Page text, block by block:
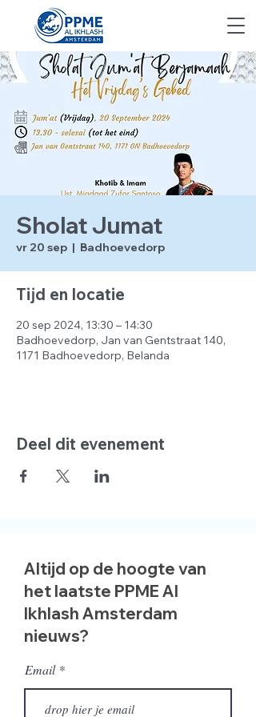
Sholat Jumat
vr 20 sep
  |
Badhoevedorp
Tijd en locatie
20 sep 2024, 13:30 – 14:30
Badhoevedorp, Jan van Gentstraat 140,
1171 Badhoevedorp, Belanda
Deel dit evenement
Altijd op de hoogte van
het laatste PPME Al
Ikhlash Amsterdam
nieuws?
Email